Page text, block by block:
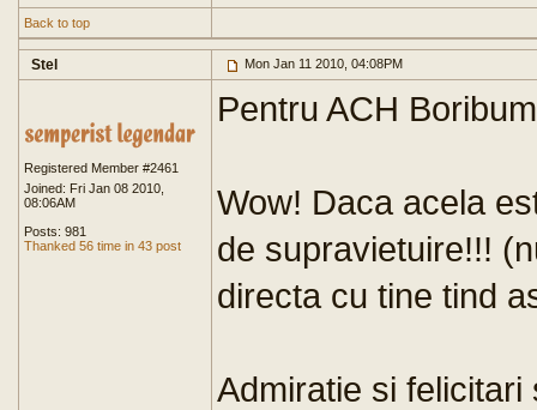
Back to top
Stel Mon Jan 11 2010, 04:08PM
Registered Member #2461
Joined: Fri Jan 08 2010,
08:06AM
Posts: 981
Thanked 56 time in 43 post
Pentru ACH
Wow! Daca acela
de supravietuire!!!
directa cu tine tind
Admiratie si felicitari